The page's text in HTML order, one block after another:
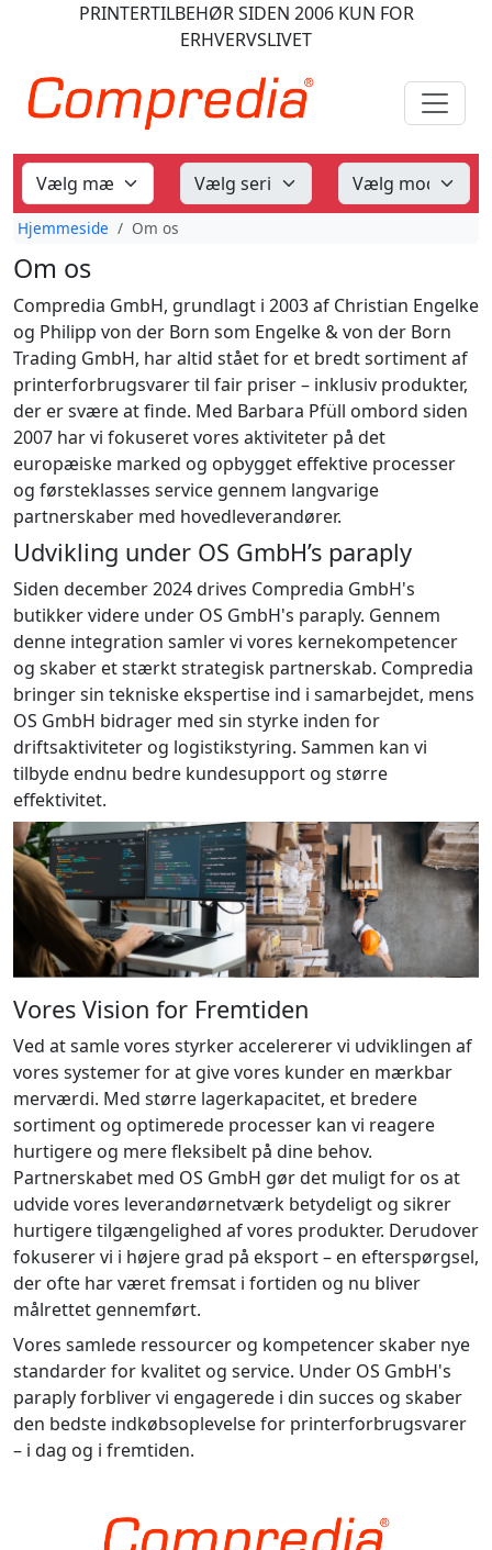
PRINTERTILBEHØRSIDEN 2006KUN FOR
ERHVERVSLIVET
Hjemmeside Om os
Om os
Compredia GmbH, grundlagt i 2003 af Christian Engelke
og Philipp von der Born som Engelke & von der Born
Trading GmbH, har altid stået for et bredt sortiment af
printerforbrugsvarer til fair priser – inklusiv produkter,
der er svære at finde. Med Barbara Pfüll ombord siden
2007 har vi fokuseret vores aktiviteter på det
europæiske marked og opbygget effektive processer
og førsteklasses service gennem langvarige
partnerskaber med hovedleverandører.
Udvikling under OS GmbH’s paraply
Siden december 2024 drives Compredia GmbH's
butikker videre under OS GmbH's paraply. Gennem
denne integration samler vi vores kernekompetencer
og skaber et stærkt strategisk partnerskab. Compredia
bringer sin tekniske ekspertise ind i samarbejdet, mens
OS GmbH bidrager med sin styrke inden for
driftsaktiviteter og logistikstyring. Sammen kan vi
tilbyde endnu bedre kundesupport og større
effektivitet.
Vores Vision for Fremtiden
Ved at samle vores styrker accelererer vi udviklingen af
vores systemer for at give vores kunder en mærkbar
merværdi. Med større lagerkapacitet, et bredere
sortiment og optimerede processer kan vi reagere
hurtigere og mere fleksibelt på dine behov.
Partnerskabet med OS GmbH gør det muligt for os at
udvide vores leverandørnetværk betydeligt og sikrer
hurtigere tilgængelighed af vores produkter. Derudover
fokuserer vi i højere grad på eksport – en efterspørgsel,
der ofte har været fremsat i fortiden og nu bliver
målrettet gennemført.
Vores samlede ressourcer og kompetencer skaber nye
standarder for kvalitet og service. Under OS GmbH's
paraply forbliver vi engagerede i din succes og skaber
den bedste indkøbsoplevelse for printerforbrugsvarer
– i dag og i fremtiden.